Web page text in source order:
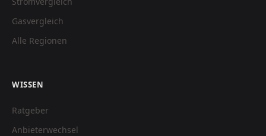
Gasvergleich
Alle Regionen
WISSEN
Ratgeber
Anbieterwechsel